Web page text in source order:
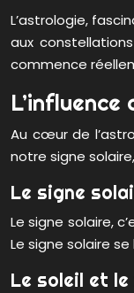
L’astrologie,
aux
commence
Au cœur de
notre signe
Le signe
Le signe solaire,
Le signe solaire
Le soleil et le